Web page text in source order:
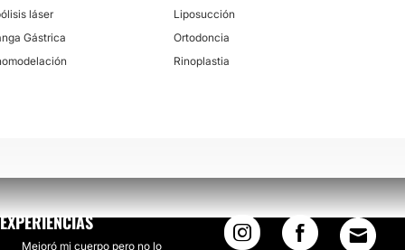
láser
Liposucción
Gástrica
Ortodoncia
Rinoplastia
EXPERIENCIAS
Mejoró mi cuerpo pero no lo